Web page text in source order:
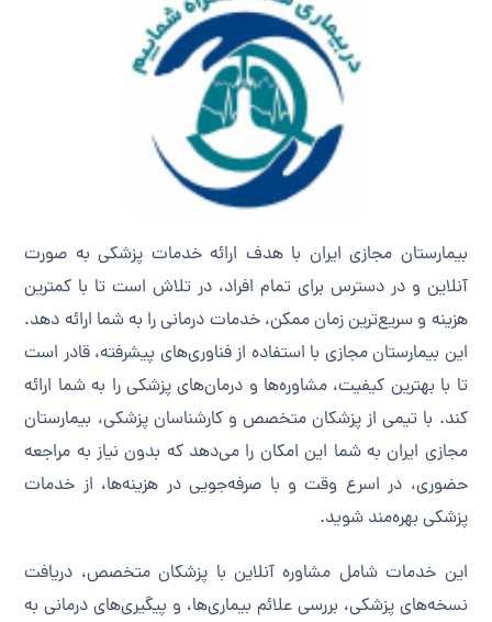
بیمارستان مجازی ایران با هدف ارائه خدمات پزشکی به صورت
آنلاین و در دسترس برای تمام افراد، در تلاش است تا با کمترین
هزینه و سریع‌ترین زمان ممکن، خدمات درمانی را به شما ارائه دهد.
این بیمارستان مجازی با استفاده از فناوری‌های پیشرفته، قادر است
تا با بهترین کیفیت، مشاوره‌ها و درمان‌های پزشکی را به شما ارائه
کند. با تیمی از پزشکان متخصص و کارشناسان پزشکی، بیمارستان
مجازی ایران به شما این امکان را می‌دهد که بدون نیاز به مراجعه
حضوری، در اسرع وقت و با صرفه‌جویی در هزینه‌ها، از خدمات
پزشکی بهره‌مند شوید.
این خدمات شامل مشاوره آنلاین با پزشکان متخصص، دریافت
نسخه‌های پزشکی، بررسی علائم بیماری‌ها، و پیگیری‌های درمانی به